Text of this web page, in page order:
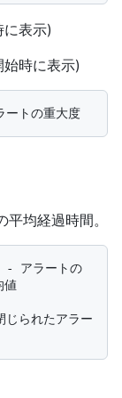
表示)
時に表示)
均経過時間。
値